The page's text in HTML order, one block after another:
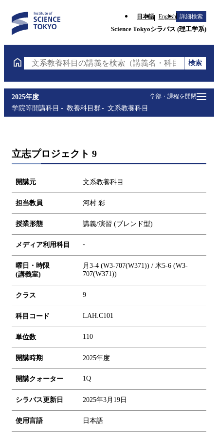
日本語 English 詳細検索
Science Tokyoシラバス (理工学系)
文系教養科目の講義を検索（講義名・科目コード・担
検索
学部・課程を開閉
2025年度
学院等開講科目
教養科目群 文系教養科目
立志プロジェクト 9
開講元 文系教養科目
担当教員 河村 彩
授業形態 講義/演習 (ブレンド型)
メディア利用科目 -
曜日・時限
(講義室)
月3-4 (W3-707(W371)) / 木5-6 (W3-
707(W371))
クラス 9
科目コード LAH.C101
単位数 1 10
開講時期 2025年度
開講クォーター 1Q
シラバス更新日 2025年3月19日
使用言語 日本語